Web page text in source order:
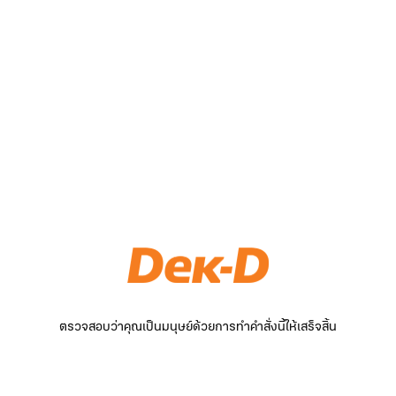
ตรวจสอบว่าคุณเป็นมนุษย์ด้วยการทำคำสั่งนี้ให้เสร็จสิ้น